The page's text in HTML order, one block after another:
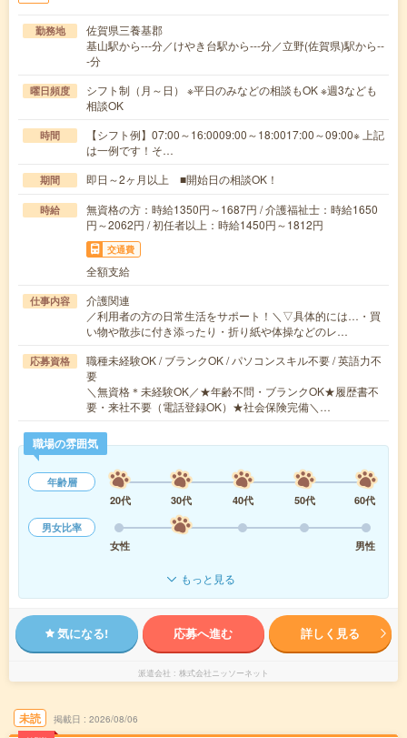
勤務地
佐賀県三養基郡
基山駅から---分／けやき台駅から---分／立野(佐賀県)駅から--
-分
曜日頻度
シフト制（月～日） ※平日のみなどの相談もOK ※週3なども
相談OK
時間
【シフト例】07:00～16:0009:00～18:0017:00～09:00※ 上記
は一例です！そ…
期間 即日～2ヶ月以上 ■開始日の相談OK！
時給
無資格の方：時給1350円～1687円 / 介護福祉士：時給1650
円～2062円 / 初任者以上：時給1450円～1812円
交通費
全額支給
仕事内容
介護関連
／利用者の方の日常生活をサポート！＼▽具体的には…・買
い物や散歩に付き添ったり・折り紙や体操などのレ…
応募資格
職種未経験OK / ブランクOK / パソコンスキル不要 / 英語力不
要
＼無資格＊未経験OK／★年齢不問・ブランクOK★履歴書不
要・来社不要（電話登録OK）★社会保険完備＼…
職場の雰囲気
年齢層
20代
30代 40代 50代
60代
男女比率
女性
男性
もっと見る
気になる! 応募へ進む 詳しく見る
派遣会社 株式会社ニッソーネット
未読 掲載日 2026/08/06